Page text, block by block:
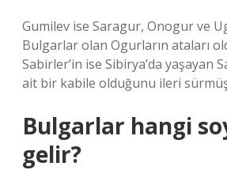
Gumilev ise Saragur, Onogur ve
Bulgarlar olan Ogurların ataları
Sabirler’in ise Sibirya’da yaşayan
ait bir kabile olduğunu ileri
Bulgarlar hangi
gelir?